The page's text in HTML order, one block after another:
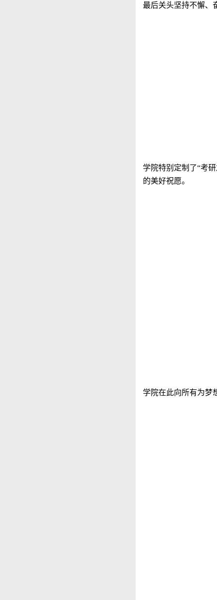
最后关头坚持不懈、
学院特别定制了“考
的美好祝愿。
学院在此向所有为梦